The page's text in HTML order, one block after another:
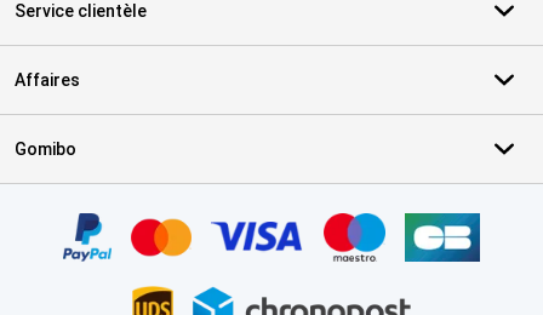
Service clientèle
Affaires
Gomibo